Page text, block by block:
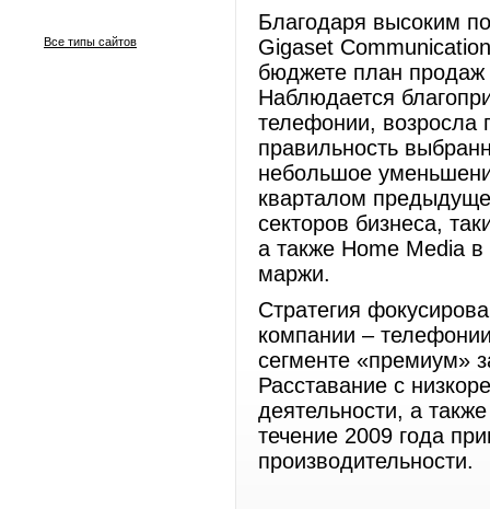
Все типы сайтов
Благодаря высоким
Gigaset
бюджете план продаж
Наблюдается
телефонии, возросла
правильность
небольшое
кварталом
секторов бизнеса,
а также Home Media в
маржи.
Стратегия
компании –
сегменте «премиум»
Расставание с
деятельности, а
течение 2009 года
производительности.